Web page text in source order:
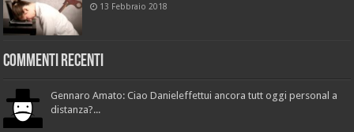
13 Febbraio 2018
Commenti recenti
Gennaro Amato: Ciao Danieleffettui ancora tutt oggi personal a
distanza?...